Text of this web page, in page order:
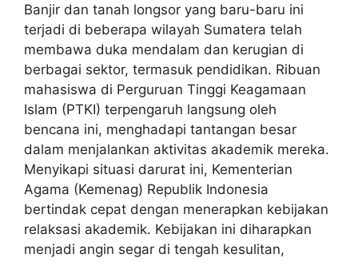
Banjir dan tanah longsor yang baru-baru ini
terjadi di beberapa wilayah Sumatera telah
membawa duka mendalam dan kerugian di
berbagai sektor, termasuk pendidikan. Ribuan
mahasiswa di Perguruan Tinggi Keagamaan
Islam (PTKI) terpengaruh langsung oleh
bencana ini, menghadapi tantangan besar
dalam menjalankan aktivitas akademik mereka.
Menyikapi situasi darurat ini, Kementerian
Agama (Kemenag) Republik Indonesia
bertindak cepat dengan menerapkan kebijakan
relaksasi akademik. Kebijakan ini diharapkan
menjadi angin segar di tengah kesulitan,